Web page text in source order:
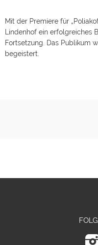
Mit der Premiere für
Lindenhof ein erfolgreiches
Fortsetzung. Das Publikum
begeistert.